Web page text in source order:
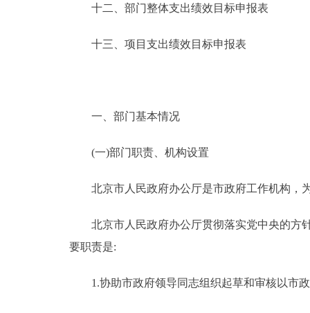
十二、部门整体支出绩效目标申报表
十三、项目支出绩效目标申报表
一、部门基本情况
(一)部门职责、机构设置
北京市人民政府办公厅是市政府工作机构，
北京市人民政府办公厅贯彻落实党中央的方针
要职责是:
1.协助市政府领导同志组织起草和审核以市政